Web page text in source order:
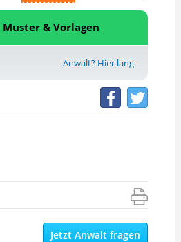
Muster & Vorlagen
Anwalt? Hier lang
Jetzt Anwalt fragen